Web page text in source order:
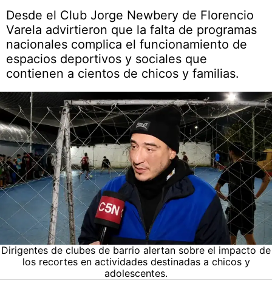
Desde el Club Jorge Newbery de Florencio
Varela advirtieron que la falta de programas
nacionales complica el funcionamiento de
espacios deportivos y sociales que
contienen a cientos de chicos y familias.
Dirigentes de clubes de barrio alertan sobre el impacto de
los recortes en actividades destinadas a chicos y
adolescentes.